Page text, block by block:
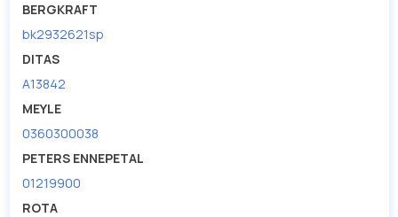
BERGKRAFT
bk2932621sp
DITAS
A13842
MEYLE
0360300038
PETERS ENNEPETAL
01219900
ROTA